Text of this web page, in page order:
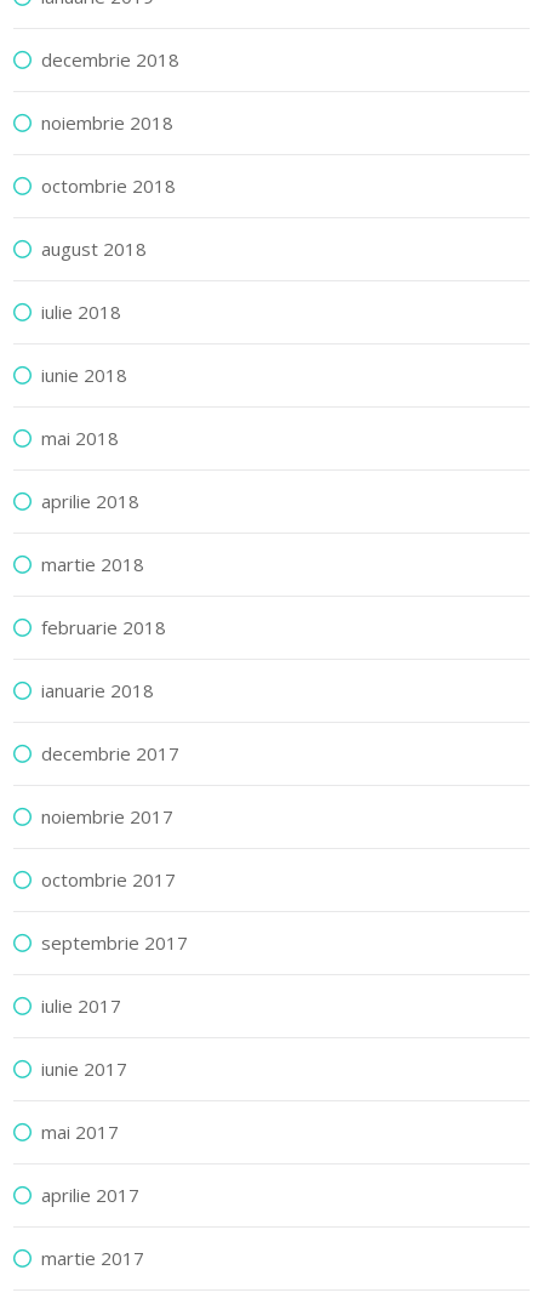
decembrie 2018
noiembrie 2018
octombrie 2018
august 2018
iulie 2018
iunie 2018
mai 2018
aprilie 2018
martie 2018
februarie 2018
ianuarie 2018
decembrie 2017
noiembrie 2017
octombrie 2017
septembrie 2017
iulie 2017
iunie 2017
mai 2017
aprilie 2017
martie 2017